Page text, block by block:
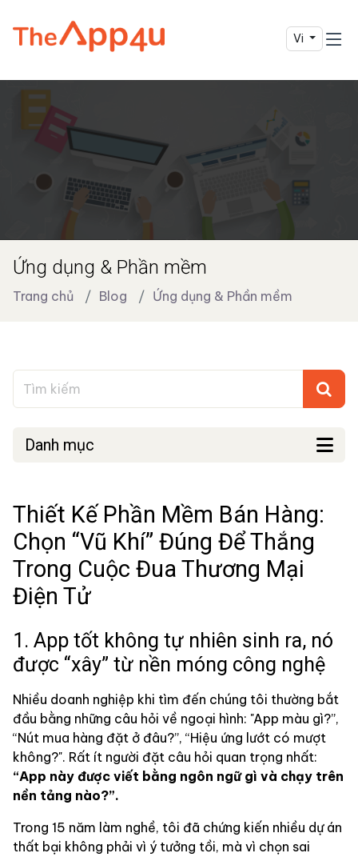
Vi
Ứng dụng & Phần mềm
Trang chủ Blog Ứng dụng & Phần mềm
Danh mục
Thiết Kế Phần Mềm Bán Hàng:
Chọn “Vũ Khí” Đúng Để Thắng
Trong Cuộc Đua Thương Mại
Điện Tử
1. App tốt không tự nhiên sinh ra, nó
được “xây” từ nền móng công nghệ
Nhiều doanh nghiệp khi tìm đến chúng tôi thường bắt
đầu bằng những câu hỏi về ngoại hình: "App màu gì?”,
“Nút mua hàng đặt ở đâu?”, “Hiệu ứng lướt có mượt
không?". Rất ít người đặt câu hỏi quan trọng nhất:
“App này được viết bằng ngôn ngữ gì và chạy trên
nền tảng nào?”.
Trong 15 năm làm nghề, tôi đã chứng kiến nhiều dự án
thất bại không phải vì ý tưởng tồi, mà vì chọn sai